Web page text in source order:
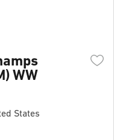
WW
States